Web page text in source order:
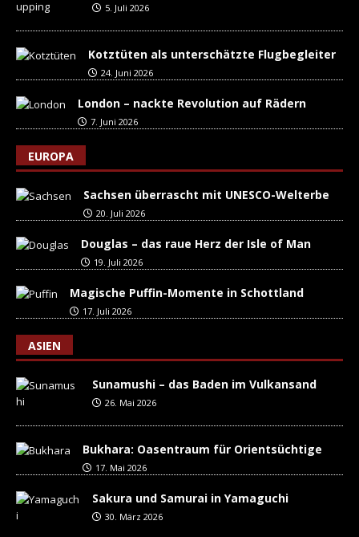
5. Juli 2026
Kotztüten als unterschätzte Flugbegleiter
24. Juni 2026
London – nackte Revolution auf Rädern
7. Juni 2026
EUROPA
Sachsen überrascht mit UNESCO-Welterbe
20. Juli 2026
Douglas – das raue Herz der Isle of Man
19. Juli 2026
Magische Puffin-Momente in Schottland
17. Juli 2026
ASIEN
Sunamushi – das Baden im Vulkansand
26. Mai 2026
Bukhara: Oasentraum für Orientsüchtige
17. Mai 2026
Sakura und Samurai in Yamaguchi
30. März 2026